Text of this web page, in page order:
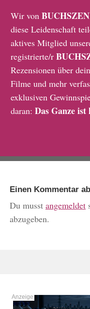
Wir von
diese Leidenschaft
aktives Mitglied
registrierte/r
Rezensionen über
Filme und mehr
exklusiven
daran:Das Ganze ist
Einen Kommentar
Du musst angemeldet
abzugeben.